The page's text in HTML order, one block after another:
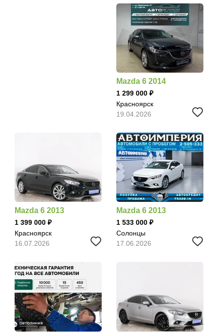
Mazda 6 2014
1 299 000
Красноярск
19.04.2026
Mazda 6 2013
1 399 000
Красноярск
16.07.2026
Mazda 6 2013
1 533 000
Солонцы
17.06.2026